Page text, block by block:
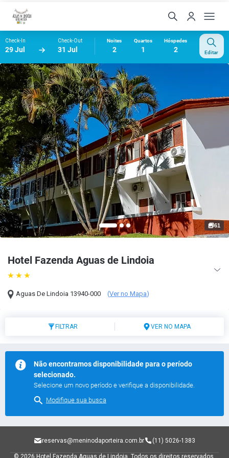
Check-In
29 Jul
Check-Out
31 Jul
Noites
2
Quartos
1
Hóspedes
2 Editar
Hotel Fazenda Aguas de Lindoia
Aguas De Lindoia 13940-000 (Ver no Mapa)
61
FILTRAR VER NO MAPA
Não encontramos disponibilidade para o período
selecionado.
Selecione um novo período e verifique a disponibilidade.
Modifique sua busca
reservas@meninodaporteira.com.br (11) 5026-1383
© 2026 Hotel Fazenda Aguas de Lindoia. Todos os direitos reservados.